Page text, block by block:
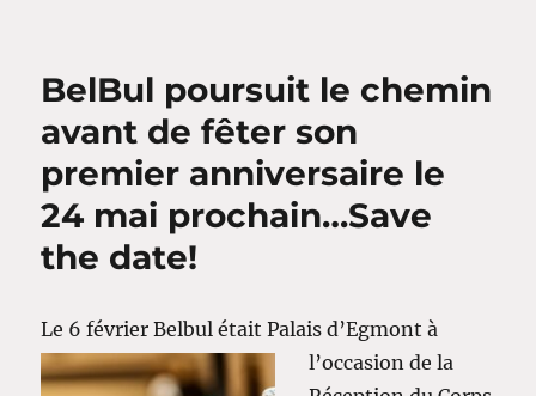
BelBul poursuit le chemin
avant de fêter son
premier anniversaire le
24 mai prochain…Save
the date!
Le 6 février Belbul étaitPalais d’Egmont à
l’occasion de la